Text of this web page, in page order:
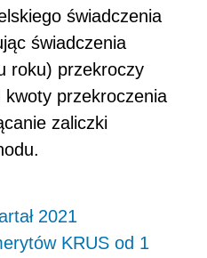
świadczenia
świadczenia
roku) przekroczy
kwoty przekroczenia
zaliczki
2021
KRUS od 1